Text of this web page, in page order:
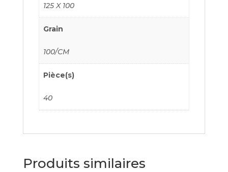
125 X 100
Grain
100/CM
Pièce(s)
40
Produits similaires